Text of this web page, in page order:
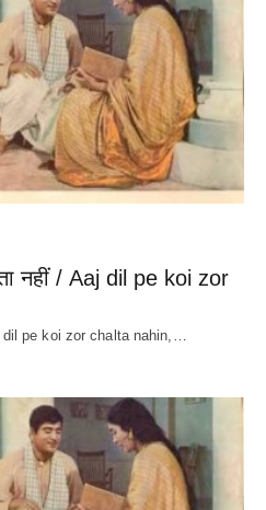
नहीं / Aaj dil pe koi zor
dil pe koi zor chalta nahin,…